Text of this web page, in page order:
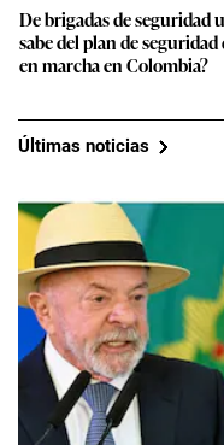
De brigadas de seguridad
sabe del plan de
en marcha en Colombia?
Últimas noticias